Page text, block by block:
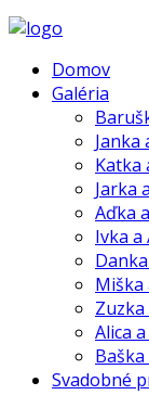
Domov
Galéria
Janka
Katka
Jarka
Aďka
Ivka a
Miška
Alica
Svadobné